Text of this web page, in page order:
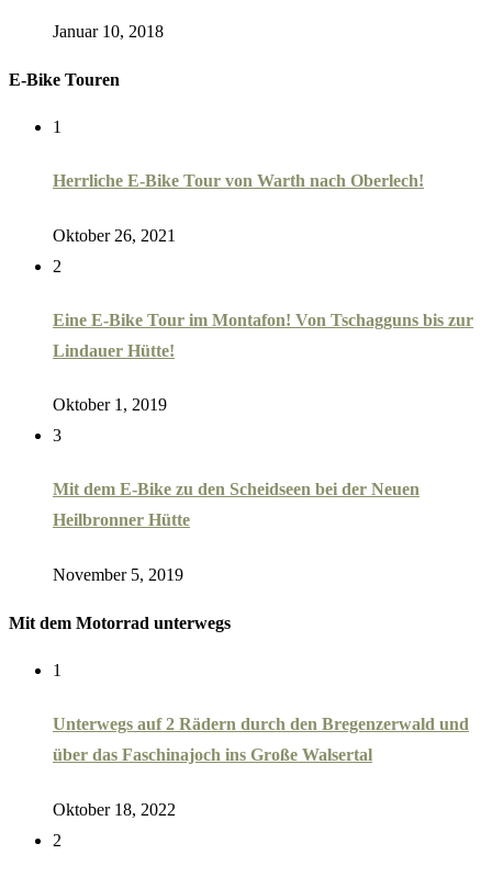
Januar 10, 2018
E-Bike Touren
1
Herrliche E-Bike Tour von Warth nach Oberlech!
Oktober 26, 2021
2
Eine E-Bike Tour im Montafon! Von Tschagguns bis zur
Lindauer Hütte!
Oktober 1, 2019
3
Mit dem E-Bike zu den Scheidseen bei der Neuen
Heilbronner Hütte
November 5, 2019
Mit dem Motorrad unterwegs
1
Unterwegs auf 2 Rädern durch den Bregenzerwald und
über das Faschinajoch ins Große Walsertal
Oktober 18, 2022
2